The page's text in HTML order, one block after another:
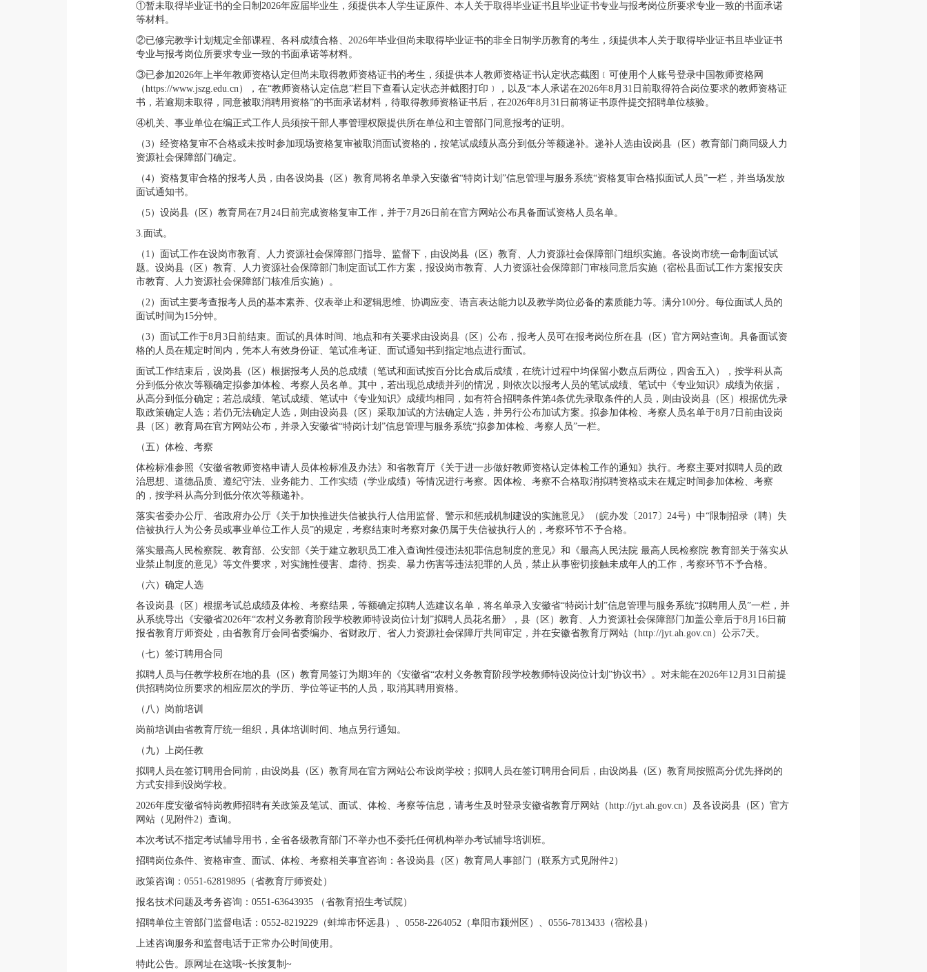
①暂未取得毕业证书的全日制2026年应届毕业生，须提供本人学生证原件、本人关于取得毕业证书且毕业证书专业与报考岗位所要求专业一致的书面承诺
等材料。
②已修完教学计划规定全部课程、各科成绩合格、2026年毕业但尚未取得毕业证书的非全日制学历教育的考生，须提供本人关于取得毕业证书且毕业证书
专业与报考岗位所要求专业一致的书面承诺等材料。
③已参加2026年上半年教师资格认定但尚未取得教师资格证书的考生，须提供本人教师资格证书认定状态截图﹝可使用个人账号登录中国教师资格网
（https://www.jszg.edu.cn），在“教师资格认定信息”栏目下查看认定状态并截图打印﹞，以及“本人承诺在2026年8月31日前取得符合岗位要求的教师资格证
书，若逾期未取得，同意被取消聘用资格”的书面承诺材料，待取得教师资格证书后，在2026年8月31日前将证书原件提交招聘单位核验。
④机关、事业单位在编正式工作人员须按干部人事管理权限提供所在单位和主管部门同意报考的证明。
（3）经资格复审不合格或未按时参加现场资格复审被取消面试资格的，按笔试成绩从高分到低分等额递补。递补人选由设岗县（区）教育部门商同级人力
资源社会保障部门确定。
（4）资格复审合格的报考人员，由各设岗县（区）教育局将名单录入安徽省“特岗计划”信息管理与服务系统“资格复审合格拟面试人员”一栏，并当场发放
面试通知书。
（5）设岗县（区）教育局在7月24日前完成资格复审工作，并于7月26日前在官方网站公布具备面试资格人员名单。
3.面试。
（1）面试工作在设岗市教育、人力资源社会保障部门指导、监督下，由设岗县（区）教育、人力资源社会保障部门组织实施。各设岗市统一命制面试试
题。设岗县（区）教育、人力资源社会保障部门制定面试工作方案，报设岗市教育、人力资源社会保障部门审核同意后实施（宿松县面试工作方案报安庆
市教育、人力资源社会保障部门核准后实施）。
（2）面试主要考查报考人员的基本素养、仪表举止和逻辑思维、协调应变、语言表达能力以及教学岗位必备的素质能力等。满分100分。每位面试人员的
面试时间为15分钟。
（3）面试工作于8月3日前结束。面试的具体时间、地点和有关要求由设岗县（区）公布，报考人员可在报考岗位所在县（区）官方网站查询。具备面试资
格的人员在规定时间内，凭本人有效身份证、笔试准考证、面试通知书到指定地点进行面试。
面试工作结束后，设岗县（区）根据报考人员的总成绩（笔试和面试按百分比合成后成绩，在统计过程中均保留小数点后两位，四舍五入），按学科从高
分到低分依次等额确定拟参加体检、考察人员名单。其中，若出现总成绩并列的情况，则依次以报考人员的笔试成绩、笔试中《专业知识》成绩为依据，
从高分到低分确定；若总成绩、笔试成绩、笔试中《专业知识》成绩均相同，如有符合招聘条件第4条优先录取条件的人员，则由设岗县（区）根据优先录
取政策确定人选；若仍无法确定人选，则由设岗县（区）采取加试的方法确定人选，并另行公布加试方案。拟参加体检、考察人员名单于8月7日前由设岗
县（区）教育局在官方网站公布，并录入安徽省“特岗计划”信息管理与服务系统“拟参加体检、考察人员”一栏。
（五）体检、考察
体检标准参照《安徽省教师资格申请人员体检标准及办法》和省教育厅《关于进一步做好教师资格认定体检工作的通知》执行。考察主要对拟聘人员的政
治思想、道德品质、遵纪守法、业务能力、工作实绩（学业成绩）等情况进行考察。因体检、考察不合格取消拟聘资格或未在规定时间参加体检、考察
的，按学科从高分到低分依次等额递补。
落实省委办公厅、省政府办公厅《关于加快推进失信被执行人信用监督、警示和惩戒机制建设的实施意见》（皖办发〔2017〕24号）中“限制招录（聘）失
信被执行人为公务员或事业单位工作人员”的规定，考察结束时考察对象仍属于失信被执行人的，考察环节不予合格。
落实最高人民检察院、教育部、公安部《关于建立教职员工准入查询性侵违法犯罪信息制度的意见》和《最高人民法院 最高人民检察院 教育部关于落实从
业禁止制度的意见》等文件要求，对实施性侵害、虐待、拐卖、暴力伤害等违法犯罪的人员，禁止从事密切接触未成年人的工作，考察环节不予合格。
（六）确定人选
各设岗县（区）根据考试总成绩及体检、考察结果，等额确定拟聘人选建议名单，将名单录入安徽省“特岗计划”信息管理与服务系统“拟聘用人员”一栏，并
从系统导出《安徽省2026年“农村义务教育阶段学校教师特设岗位计划”拟聘人员花名册》，县（区）教育、人力资源社会保障部门加盖公章后于8月16日前
报省教育厅师资处，由省教育厅会同省委编办、省财政厅、省人力资源社会保障厅共同审定，并在安徽省教育厅网站（http://jyt.ah.gov.cn）公示7天。
（七）签订聘用合同
拟聘人员与任教学校所在地的县（区）教育局签订为期3年的《安徽省“农村义务教育阶段学校教师特设岗位计划”协议书》。对未能在2026年12月31日前提
供招聘岗位所要求的相应层次的学历、学位等证书的人员，取消其聘用资格。
（八）岗前培训
岗前培训由省教育厅统一组织，具体培训时间、地点另行通知。
（九）上岗任教
拟聘人员在签订聘用合同前，由设岗县（区）教育局在官方网站公布设岗学校；拟聘人员在签订聘用合同后，由设岗县（区）教育局按照高分优先择岗的
方式安排到设岗学校。
2026年度安徽省特岗教师招聘有关政策及笔试、面试、体检、考察等信息，请考生及时登录安徽省教育厅网站（http://jyt.ah.gov.cn）及各设岗县（区）官方
网站（见附件2）查询。
本次考试不指定考试辅导用书，全省各级教育部门不举办也不委托任何机构举办考试辅导培训班。
招聘岗位条件、资格审查、面试、体检、考察相关事宜咨询：各设岗县（区）教育局人事部门（联系方式见附件2）
政策咨询：0551-62819895（省教育厅师资处）
报名技术问题及考务咨询：0551-63643935 （省教育招生考试院）
招聘单位主管部门监督电话：0552-8219229（蚌埠市怀远县）、0558-2264052（阜阳市颍州区）、0556-7813433（宿松县）
上述咨询服务和监督电话于正常办公时间使用。
特此公告。原网址在这哦~长按复制~